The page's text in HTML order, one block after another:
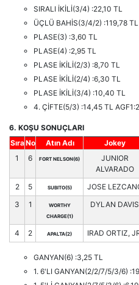
SIRALI İKİLİ(3/4) :22,10 TL
ÜÇLÜ BAHİS(3/4/2) :119,78
PLASE(3) :3,60 TL
PLASE(4) :2,95 TL
PLASE İKİLİ(2/3) :8,70 TL
PLASE İKİLİ(2/4) :6,30 TL
PLASE İKİLİ(3/4) :10,40 TL
4. ÇİFTE(5/3) :14,45 TL
6. KOŞU SONUÇLARI
SıraNo Atın Adı Jokey
1
6 FORT NELSON(6)
JUNIOR
ALVARADO
2 5 SUBITO(5) JOSE
3 1
WORTHY
CHARGE(1)
DYLAN DAVIS
4 2 APALTA(2) IRAD ORTIZ,
GANYAN(6) :3,25 TL
1. 6'LI GANYAN(2/2/7/5/3/6)